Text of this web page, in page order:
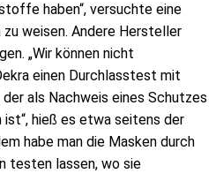
haben“, versuchte eine
zu weisen. Andere Hersteller
„Wir können nicht
einen Durchlasstest mit
als Nachweis eines Schutzes
hieß es etwa seitens der
habe man die Masken durch
testen lassen, wo sie